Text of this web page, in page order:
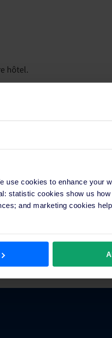
use cookies to enhance your
statistic cookies show us
and marketing cookies
hôtel.
une gestion
des revenus:
hôtel.